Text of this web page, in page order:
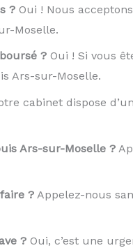
?Oui ! Nous
Moselle.
?Oui ! Si vous
Ars-sur-Moselle.
cabinet dispose d’un
Ars-sur-Moselle ?
?Appelez-nous
?Oui, c’est une